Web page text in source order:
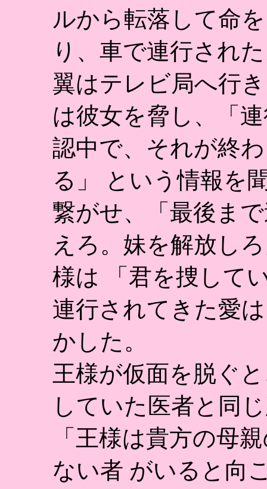
ルから転落して命
り、車で連行され
翼はテレビ局へ行
は彼女を脅し、「
認中で、それが終
る」 という情報を
繋がせ、「最後ま
えろ。妹を解放し
様は 「君を捜して
連行されてきた愛
かした。
王様が仮面を脱ぐ
していた医者と同
「王様は貴方の母
ない者 がいると向